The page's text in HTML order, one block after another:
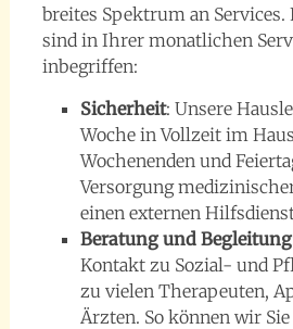
breites Spektrum an Services.
sind in Ihrer monatlichen
inbegriffen:
Sicherheit: Unsere
Woche in Vollzeit im
Wochenenden und
Versorgung
einen externen
Beratung und Begleitung
Kontakt zu Sozial- und
zu vielen Therapeuten,
Ärzten. So können wir